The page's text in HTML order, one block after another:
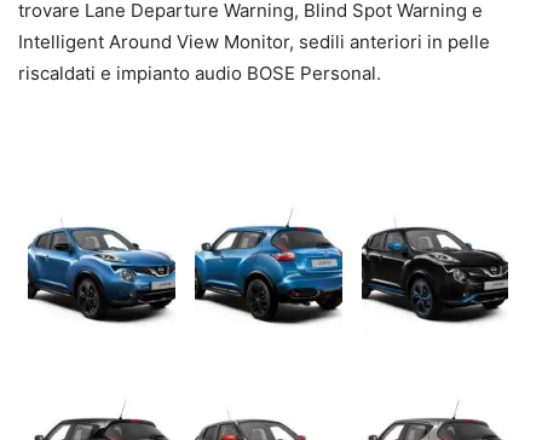
trovare Lane Departure Warning, Blind Spot Warning e
Intelligent Around View Monitor, sedili anteriori in pelle
riscaldati e impianto audio BOSE Personal.